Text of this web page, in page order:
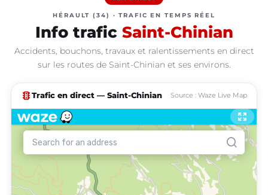
HÉRAULT (34) · TRAFIC EN TEMPS RÉEL
Info trafic Saint-Chinian
Accidents, bouchons, travaux et ralentissements en direct
sur les routes de Saint-Chinian et ses environs.
traffic Trafic en direct — Saint-Chinian Source : Waze Live Map